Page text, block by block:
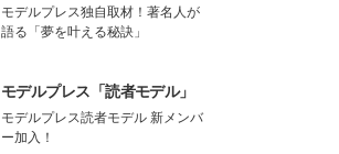
モデルプレス独自取材！著名人が
語る「夢を叶える秘訣」
モデルプレス「読者モデル」
モデルプレス読者モデル 新メンバ
ー加入！